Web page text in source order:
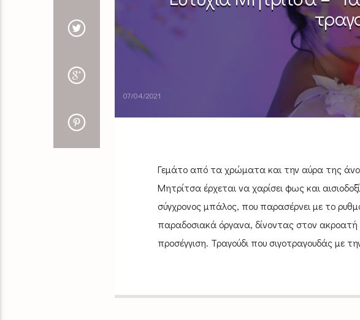
07/04/2021
Γεμάτο από τα χρώματα και την αύρα της
Μητρίτσα έρχεται να χαρίσει φως και
σύγχρονος μπάλος, που παρασέρνει με το
παραδοσιακά όργανα, δίνοντας στον ακροατή
προσέγγιση. Τραγούδι που σιγοτραγουδάς με